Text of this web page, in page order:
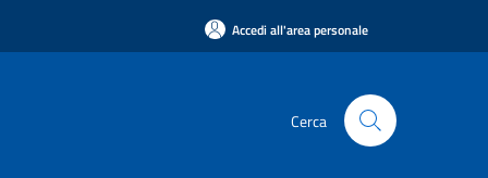
Accedi all'area personale
Cerca